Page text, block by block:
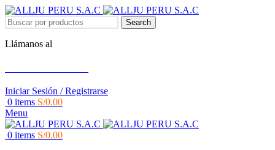
Search
Llámanos al
Iniciar Sesión / Registrarse
0 items S/0.00
Menu
0 items S/0.00